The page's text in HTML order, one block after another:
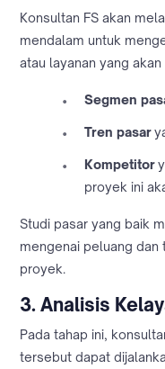
Konsultan FS akan
mendalam untuk
atau layanan yang
Segmen
Tren pasar
Kompetitor
proyek ini
Studi pasar yang baik
mengenai peluang dan
proyek.
3. Analisis
Pada tahap ini,
tersebut dapat